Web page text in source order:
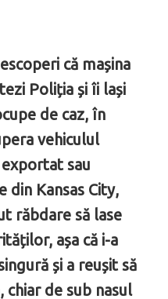
că mașina
Poliția și îi lași
de caz, în
vehiculul
sau
din Kansas City,
răbdare să lase
așa că i-a
și a reușit să
chiar de sub nasul